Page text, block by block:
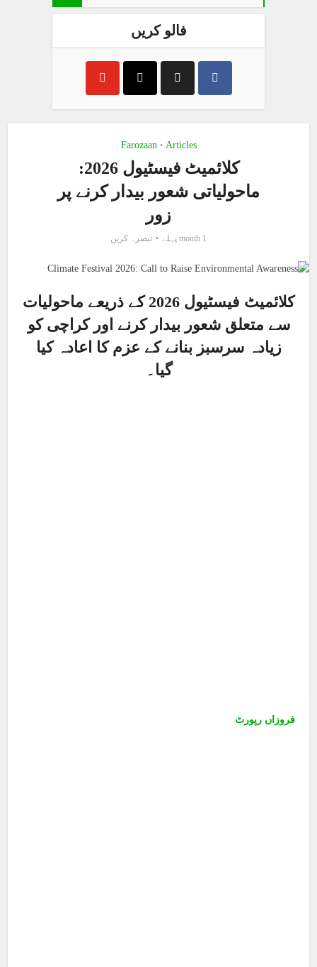
فالو کریں
Articles
•
Farozaan
کلائمیٹ فیسٹیول 2026:
ماحولیاتی شعور بیدار کرنے پر
زور
1 month پہلے تبصرہ کریں
کلائمیٹ فیسٹیول 2026 کے ذریعے ماحولیات
سے متعلق شعور بیدار کرنے اور کراچی کو
زیادہ سرسبز بنانے کے عزم کا اعادہ کیا
گیا۔
فروزاں رپورٹ